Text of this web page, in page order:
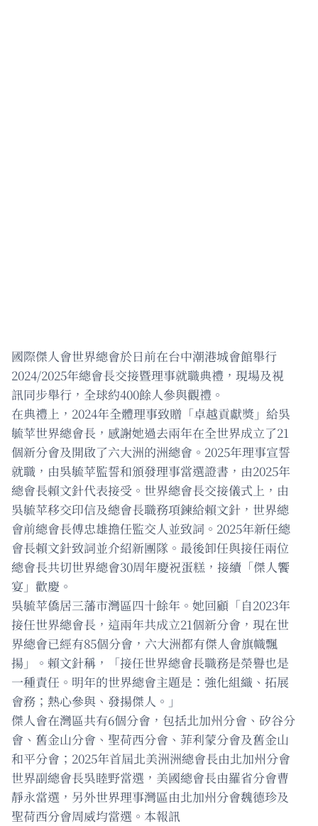
國際傑人會世界總會於日前在台中潮港城會館舉行
2024/2025年總會長交接暨理事就職典禮，現場及視
訊同步舉行，全球約400餘人參與觀禮。
在典禮上，2024年全體理事致贈「卓越貢獻獎」給吳
毓苹世界總會長，感謝她過去兩年在全世界成立了21
個新分會及開啟了六大洲的洲總會。2025年理事宣誓
就職，由吳毓苹監誓和頒發理事當選證書，由2025年
總會長賴文針代表接受。世界總會長交接儀式上，由
吳毓苹移交印信及總會長職務項鍊給賴文針，世界總
會前總會長傅忠雄擔任監交人並致詞。2025年新任總
會長賴文針致詞並介紹新團隊。最後卸任與接任兩位
總會長共切世界總會30周年慶祝蛋糕，接續「傑人饗
宴」歡慶。
吳毓苹僑居三藩市灣區四十餘年。她回顧「自2023年
接任世界總會長，這兩年共成立21個新分會，現在世
界總會已經有85個分會，六大洲都有傑人會旗幟飄
揚」。賴文針稱，「接任世界總會長職務是榮譽也是
一種責任。明年的世界總會主題是：強化組織、拓展
會務；熱心參與、發揚傑人。」
傑人會在灣區共有6個分會，包括北加州分會、矽谷分
會、舊金山分會、聖荷西分會、菲利蒙分會及舊金山
和平分會；2025年首屆北美洲洲總會長由北加州分會
世界副總會長吳睦野當選，美國總會長由羅省分會曹
靜永當選，另外世界理事灣區由北加州分會魏德珍及
聖荷西分會周威均當選。本報訊